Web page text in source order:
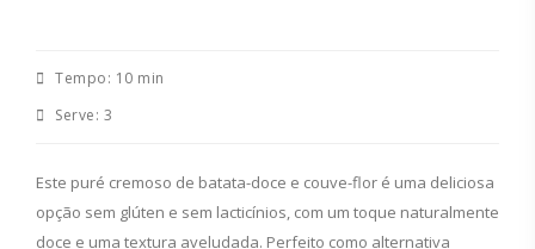
Tempo: 10 min
Serve: 3
Este puré cremoso de batata-doce e couve-flor é uma deliciosa
opção sem glúten e sem lacticínios, com um toque naturalmente
doce e uma textura aveludada. Perfeito como alternativa